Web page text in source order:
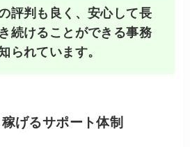
評判も良く、安心して長
続けることができる事務
られています。
げるサポート体制